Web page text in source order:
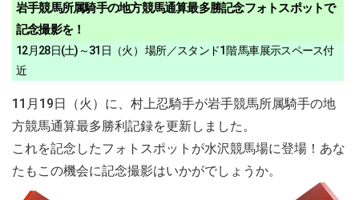
岩手競馬所属騎手の地方競馬通算最多勝記念フォトスポットで
記念撮影を！
12月28日(土)～31日（火） 場所／スタンド1階 馬車展示スペース付
近
11月19日（火）に、村上忍騎手が岩手競馬所属騎手の地
方競馬通算最多勝利記録を更新しました。
これを記念したフォトスポットが水沢競馬場に登場！あな
たもこの機会に記念撮影はいかがでしょうか。